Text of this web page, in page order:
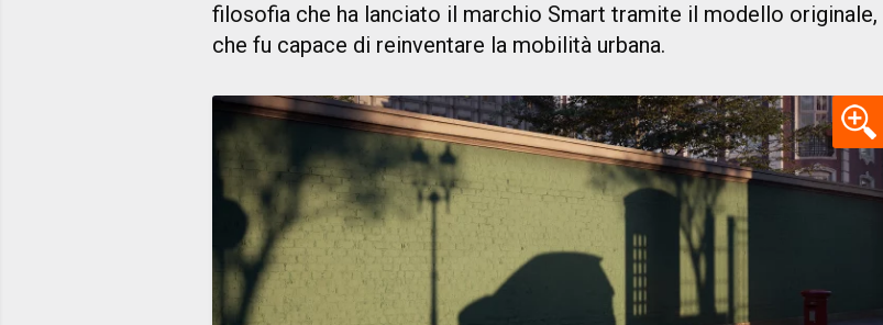
filosofia che ha lanciato il marchio Smart tramite il modello originale,
che fu capace di reinventare la mobilità urbana.